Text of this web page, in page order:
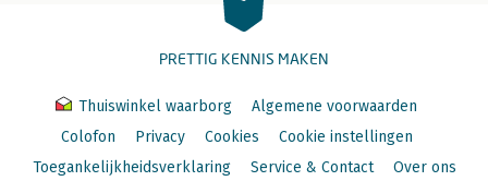
PRETTIG KENNIS MAKEN
Thuiswinkel waarborg
Algemene voorwaarden
Colofon
Privacy Cookies
Cookie instellingen
Toegankelijkheidsverklaring
Service & Contact Over ons